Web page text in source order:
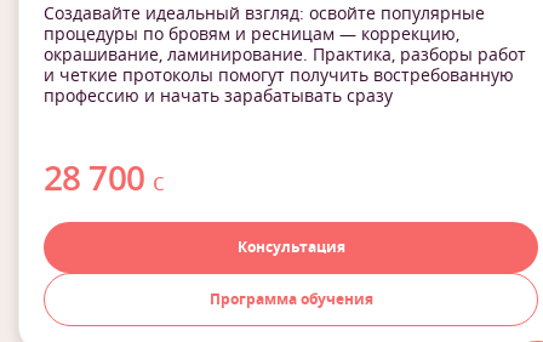
Создавайте идеальный взгляд: освойте популярные
процедуры по бровям и ресницам — коррекцию,
окрашивание, ламинирование. Практика, разборы работ
и четкие протоколы помогут получить востребованную
профессию и начать зарабатывать сразу
28 700 с
Консультация
Программа обучения